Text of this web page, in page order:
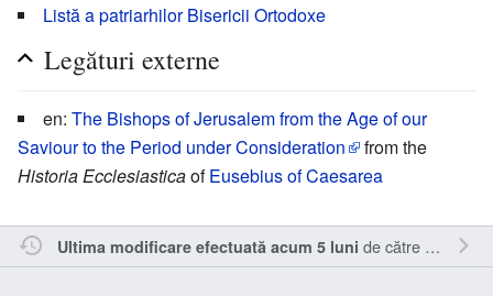
Listă a patriarhilor Bisericii Ortodoxe
Legături externe
en: The Bishops of Jerusalem from the Age of our
Saviour to the Period under Consideration
from the
Historia EcclesiasticaofEusebius of Caesarea
Ultima modificare efectuată acum 5 luni de către Inistea